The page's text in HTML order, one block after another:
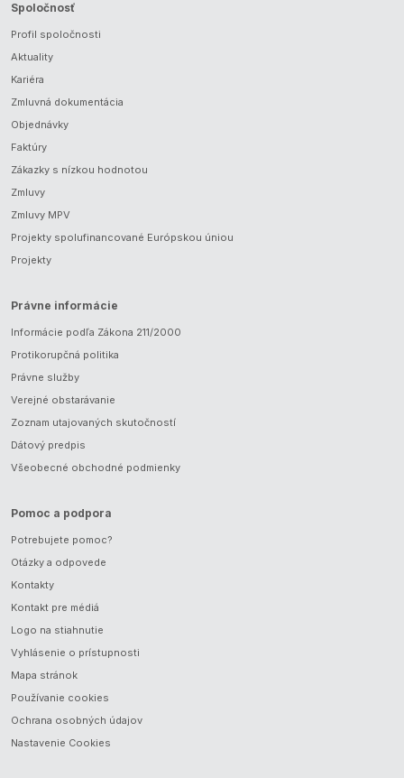
Spoločnosť
Profil spoločnosti
Aktuality
Kariéra
Zmluvná dokumentácia
Objednávky
Faktúry
Zákazky s nízkou hodnotou
Zmluvy
Zmluvy MPV
Projekty spolufinancované Európskou úniou
Projekty
Právne informácie
Informácie podľa Zákona 211/2000
Protikorupčná politika
Právne služby
Verejné obstarávanie
Zoznam utajovaných skutočností
Dátový predpis
Všeobecné obchodné podmienky
Pomoc a podpora
Potrebujete pomoc?
Otázky a odpovede
Kontakty
Kontakt pre médiá
Logo na stiahnutie
Vyhlásenie o prístupnosti
Mapa stránok
Používanie cookies
Ochrana osobných údajov
Nastavenie Cookies